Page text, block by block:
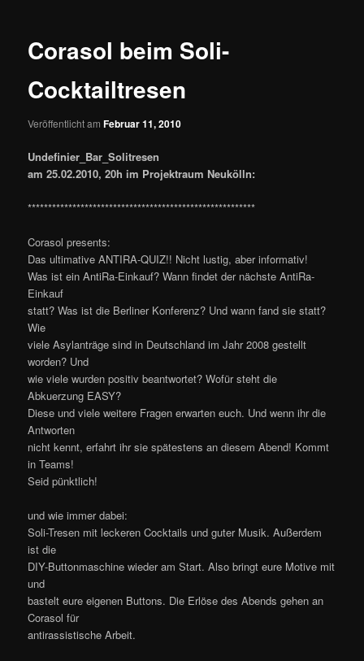
Corasol beim Soli-
Cocktailtresen
Veröffentlicht amFebruar 11, 2010
Undefinier_Bar_Solitresen
am 25.02.2010, 20h im Projektraum Neukölln:
********************************************************
Corasol presents:
Das ultimative ANTIRA-QUIZ!! Nicht lustig, aber informativ!
Was ist ein AntiRa-Einkauf? Wann findet der nächste AntiRa-
Einkauf
statt? Was ist die Berliner Konferenz? Und wann fand sie statt?
Wie
viele Asylanträge sind in Deutschland im Jahr 2008 gestellt
worden? Und
wie viele wurden positiv beantwortet? Wofür steht die
Abkuerzung EASY?
Diese und viele weitere Fragen erwarten euch. Und wenn ihr die
Antworten
nicht kennt, erfahrt ihr sie spätestens an diesem Abend! Kommt
in Teams!
Seid pünktlich!
und wie immer dabei:
Soli-Tresen mit leckeren Cocktails und guter Musik. Außerdem
ist die
DIY-Buttonmaschine wieder am Start. Also bringt eure Motive mit
und
bastelt eure eigenen Buttons. Die Erlöse des Abends gehen an
Corasol für
antirassistische Arbeit.